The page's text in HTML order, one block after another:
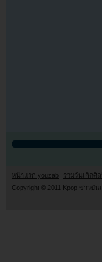
หน้าแรก youzab รวมวันเกิดศิ
Copyright © 2011
Kpop ข่าวบั